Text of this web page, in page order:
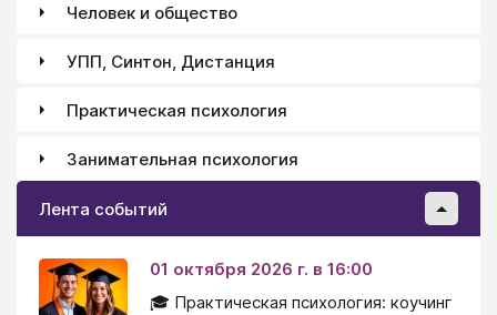
Человек и общество
УПП, Синтон, Дистанция
Практическая психология
Занимательная психология
Лента событий
01 октября 2026 г. в 16:00
🎓 Практическая психология: коучинг